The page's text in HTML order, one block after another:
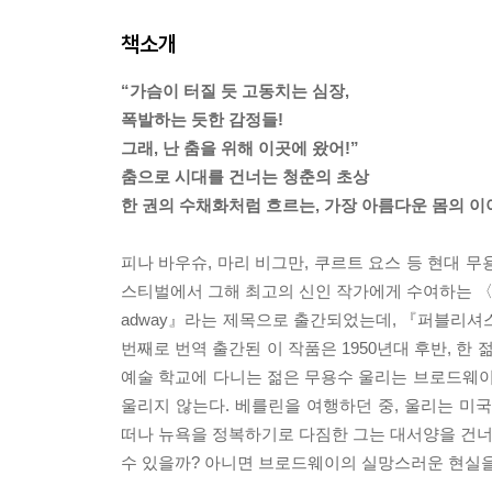
책소개
“가슴이 터질 듯 고동치는 심장,
폭발하는 듯한 감정들!
그래, 난 춤을 위해 이곳에 왔어!”
춤으로 시대를 건너는 청춘의 초상
한 권의 수채화처럼 흐르는, 가장 아름다운 몸의 이
피나 바우슈, 마리 비그만, 쿠르트 요스 등 현대
스티벌에서 그해 최고의 신인 작가에게 수여하는
adway』라는 제목으로 출간되었는데, 『퍼블리
번째로 번역 출간된 이 작품은 1950년대 후반, 한
예술 학교에 다니는 젊은 무용수 울리는 브로드웨
울리지 않는다. 베를린을 여행하던 중, 울리는 미
떠나 뉴욕을 정복하기로 다짐한 그는 대서양을 건
수 있을까? 아니면 브로드웨이의 실망스러운 현